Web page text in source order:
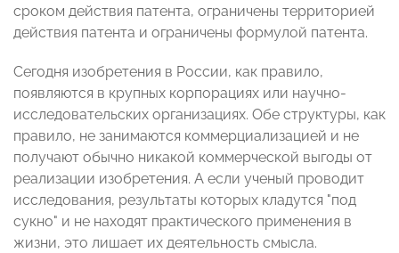
сроком действия патента, ограничены территорией
действия патента и ограничены формулой патента.
Сегодня изобретения в России, как правило,
появляются в крупных корпорациях или научно-
исследовательских организациях. Обе структуры, как
правило, не занимаются коммерциализацией и не
получают обычно никакой коммерческой выгоды от
реализации изобретения. А если ученый проводит
исследования, результаты которых кладутся "под
сукно" и не находят практического применения в
жизни, это лишает их деятельность смысла.